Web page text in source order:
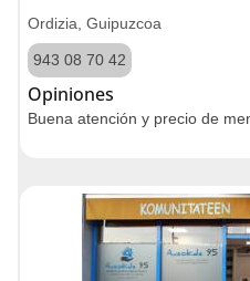
Ordizia, Guipuzcoa
943 08 70 42
Opiniones
Buena atención y precio de